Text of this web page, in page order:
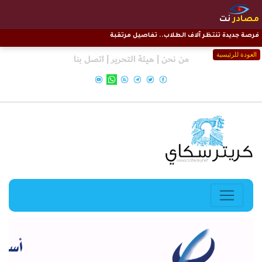
مصادرنت
العودة للرئيسية
فرصة جديدة تنتظر آلاف الطلاب.. تفاصيل مرتقبة